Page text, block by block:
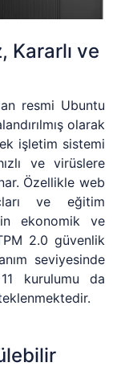
Kararlı ve
resmi Ubuntu
olarak
işletim sistemi
ve virüslere
Özellikle web
ve eğitim
ekonomik ve
2.0 güvenlik
seviyesinde
kurulumu da